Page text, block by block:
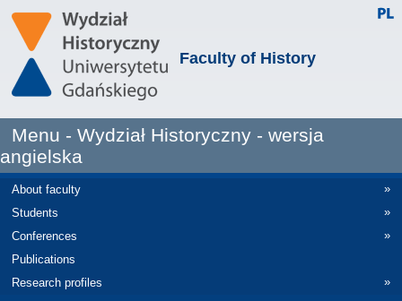
Faculty of History
Menu - Wydział Historyczny - wersja
angielska
About faculty
»
Students
»
Conferences
»
Publications
Research profiles
»